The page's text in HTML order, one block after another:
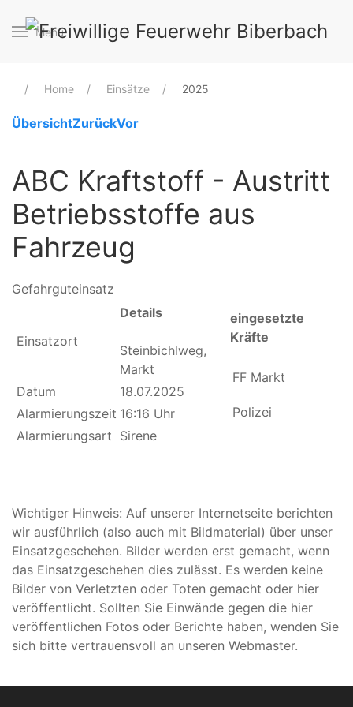
Menu
Home Einsätze 2025
ÜbersichtZurückVor
ABC Kraftstoff - Austritt
Betriebsstoffe aus
Fahrzeug
Gefahrguteinsatz
Einsatzort
Details
Steinbichlweg,
Markt
Datum
18.07.2025
Alarmierungszeit 16:16 Uhr
Alarmierungsart Sirene
eingesetzte
Kräfte
FF Markt
Polizei
Wichtiger Hinweis: Auf unserer Internetseite berichten
wir ausführlich (also auch mit Bildmaterial) über unser
Einsatzgeschehen. Bilder werden erst gemacht, wenn
das Einsatzgeschehen dies zulässt. Es werden keine
Bilder von Verletzten oder Toten gemacht oder hier
veröffentlicht. Sollten Sie Einwände gegen die hier
veröffentlichen Fotos oder Berichte haben, wenden Sie
sich bitte vertrauensvoll an unseren Webmaster.